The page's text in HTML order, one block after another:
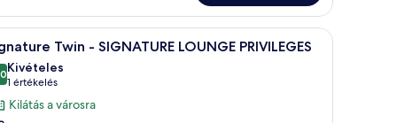
egy nagy tükörrel és márványburkolatú falakkal.
Egy modern fürőszoba két
1 Twin - SIGNATURE LOUNGE PRIVILEGES
ből 10,0
Kivételes
1 értékelés
(1
értékelés)
Kilátás a városra